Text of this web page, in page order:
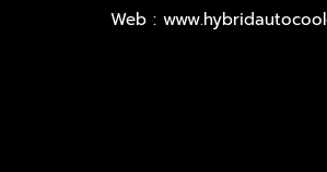
Web :